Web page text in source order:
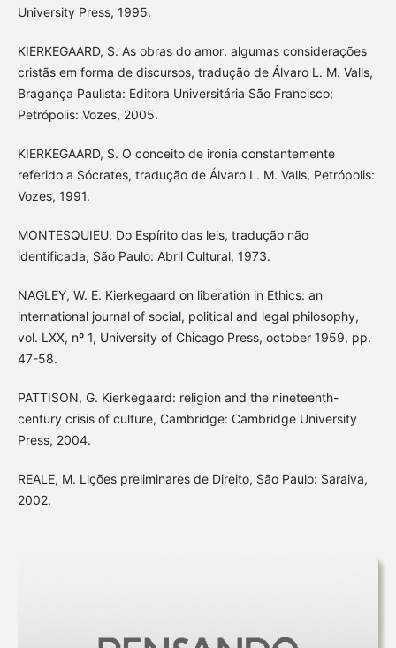
University Press, 1995.
KIERKEGAARD, S. As obras do amor: algumas considerações
cristãs em forma de discursos, tradução de Álvaro L. M. Valls,
Bragança Paulista: Editora Universitária São Francisco;
Petrópolis: Vozes, 2005.
KIERKEGAARD, S. O conceito de ironia constantemente
referido a Sócrates, tradução de Álvaro L. M. Valls, Petrópolis:
Vozes, 1991.
MONTESQUIEU. Do Espírito das leis, tradução não
identificada, São Paulo: Abril Cultural, 1973.
NAGLEY, W. E. Kierkegaard on liberation in Ethics: an
international journal of social, political and legal philosophy,
vol. LXX, nº 1, University of Chicago Press, october 1959, pp.
47-58.
PATTISON, G. Kierkegaard: religion and the nineteenth-
century crisis of culture, Cambridge: Cambridge University
Press, 2004.
REALE, M. Lições preliminares de Direito, São Paulo: Saraiva,
2002.